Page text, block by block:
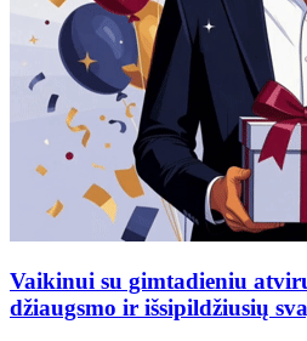
Vaikinui su gimtadieniu
džiaugsmo ir išsipildžiusių